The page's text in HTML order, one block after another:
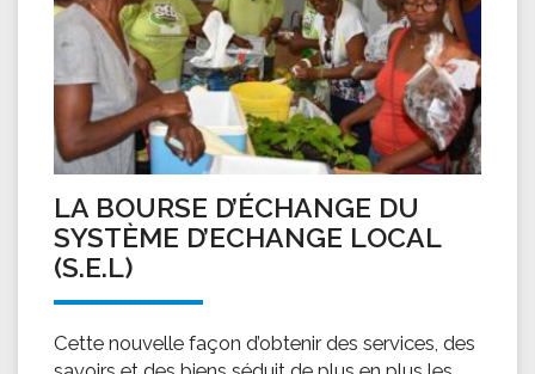
LA BOURSE D’ÉCHANGE DU
SYSTÈME D’ECHANGE LOCAL
(S.E.L)
Cette nouvelle façon d’obtenir des services, des